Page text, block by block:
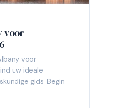
voor
voor
uw ideale
gids. Begin